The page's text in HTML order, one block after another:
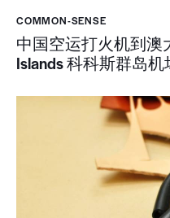
COMMON-SENSE
中国空运打火机到澳
Islands 科科斯群岛